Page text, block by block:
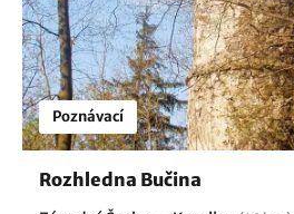
Poznávací
Rozhledna Bučina